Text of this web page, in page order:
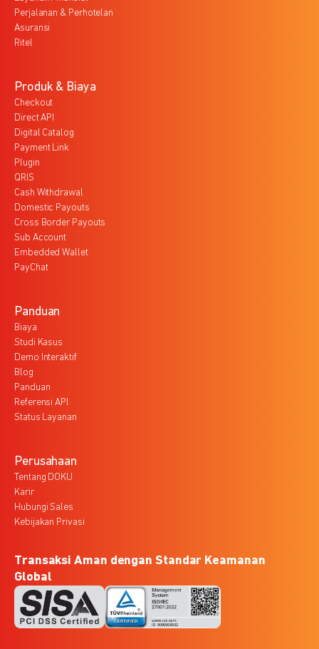
Perjalanan & Perhotelan
Asuransi
Ritel
Produk & Biaya
Checkout
Direct API
Digital Catalog
Payment Link
Plugin
QRIS
Cash Withdrawal
Domestic Payouts
Cross Border Payouts
Sub Account
Embedded Wallet
PayChat
Panduan
Biaya
Studi Kasus
Demo Interaktif
Blog
Panduan
Referensi API
Status Layanan
Perusahaan
Tentang DOKU
Karir
Hubungi Sales
Kebijakan Privasi
Transaksi Aman dengan Standar Keamanan
Global